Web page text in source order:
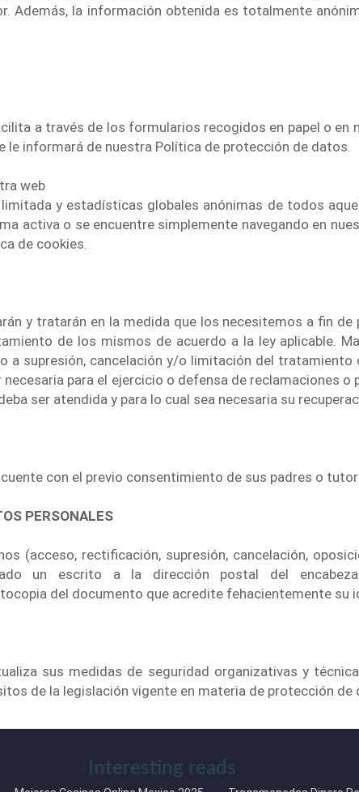
Además, la información obtenida es totalmente
a través de los formularios recogidos en papel o en
le informará de nuestra Política de protección de datos.
web
y estadísticas globales anónimas de todos
activa o se encuentre simplemente navegando en
de cookies.
y tratarán en la medida que los necesitemos a fin
de los mismos de acuerdo a la ley aplicable.
a supresión, cancelación y/o limitación del
para el ejercicio o defensa de reclamaciones
ser atendida y para lo cual sea necesaria su
con el previo consentimiento de sus padres o
PERSONALES
(acceso, rectificación, supresión, cancelación,
un escrito a la dirección postal del
del documento que acredite fehacientemente su
sus medidas de seguridad organizativas y
de la legislación vigente en materia de protección de
Interesting reads